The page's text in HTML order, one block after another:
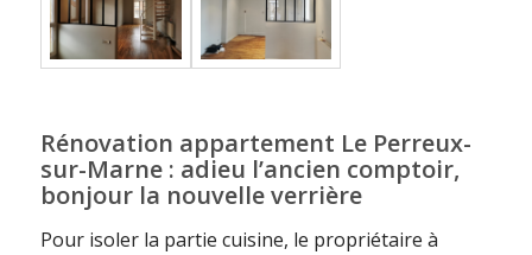
Rénovation appartement Le Perreux-
sur-Marne : adieu l’ancien comptoir,
bonjour la nouvelle verrière
Pour isoler la partie cuisine, le propriétaire à